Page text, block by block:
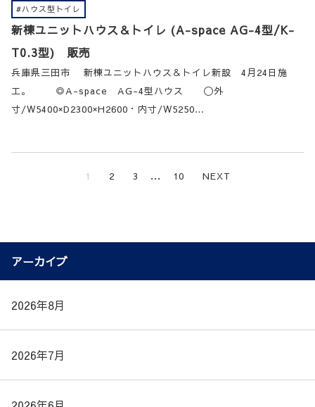
#ハウス型トイレ
新棟ユニットハウス＆トイレ (A-space AG-4型/K-
T0.3型) 販売
兵庫県三田市 新棟ユニットハウス＆トイレ新設 4月24日施
工。 ◎A-space AG-4型ハウス 〇外
寸/W5400×D2300×H2600・内寸/W5250…
1 2 3 … 10 NEXT
アーカイブ
2026年8月
2026年7月